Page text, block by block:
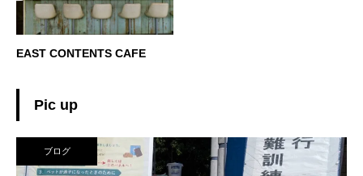
EAST CONTENTS CAFE
Pic up
ブログ